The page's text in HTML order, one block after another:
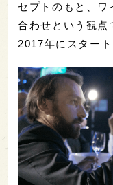
セプトのもと、ワ
合わせという観点
2017年にスター